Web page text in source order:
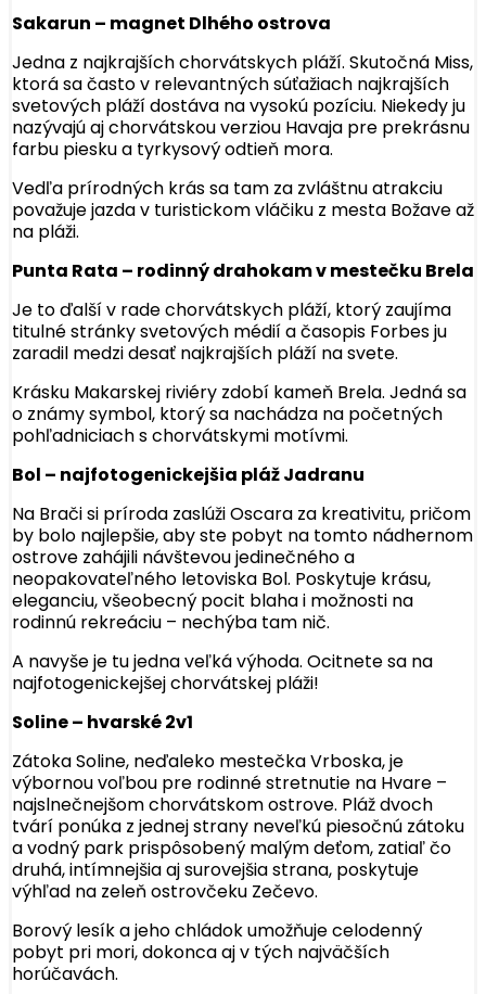
Sakarun – magnet Dlhého ostrova
Jedna z najkrajších chorvátskych pláží. Skutočná Miss,
ktorá sa často v relevantných súťažiach najkrajších
svetových pláží dostáva na vysokú pozíciu. Niekedy ju
nazývajú aj chorvátskou verziou Havaja pre prekrásnu
farbu piesku a tyrkysový odtieň mora.
Vedľa prírodných krás sa tam za zvláštnu atrakciu
považuje jazda v turistickom vláčiku z mesta Božave až
na pláži.
Punta Rata – rodinný drahokam v mestečku Brela
Je to ďalší v rade chorvátskych pláží, ktorý zaujíma
titulné stránky svetových médií a časopis Forbes ju
zaradil medzi desať najkrajších pláží na svete.
Krásku Makarskej riviéry zdobí kameň Brela. Jedná sa
o známy symbol, ktorý sa nachádza na početných
pohľadniciach s chorvátskymi motívmi.
Bol – najfotogenickejšia pláž Jadranu
Na Brači si príroda zaslúži Oscara za kreativitu, pričom
by bolo najlepšie, aby ste pobyt na tomto nádhernom
ostrove zahájili návštevou jedinečného a
neopakovateľného letoviska Bol. Poskytuje krásu,
eleganciu, všeobecný pocit blaha i možnosti na
rodinnú rekreáciu – nechýba tam nič.
A navyše je tu jedna veľká výhoda. Ocitnete sa na
najfotogenickejšej chorvátskej pláži!
Soline – hvarské 2v1
Zátoka Soline, neďaleko mestečka Vrboska, je
výbornou voľbou pre rodinné stretnutie na Hvare –
najslnečnejšom chorvátskom ostrove. Pláž dvoch
tvárí ponúka z jednej strany neveľkú piesočnú zátoku
a vodný park prispôsobený malým deťom, zatiaľ čo
druhá, intímnejšia aj surovejšia strana, poskytuje
výhľad na zeleň ostrovčeku Zečevo.
Borový lesík a jeho chládok umožňuje celodenný
pobyt pri mori, dokonca aj v tých najväčších
horúčavách.